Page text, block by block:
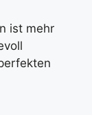
ist mehr